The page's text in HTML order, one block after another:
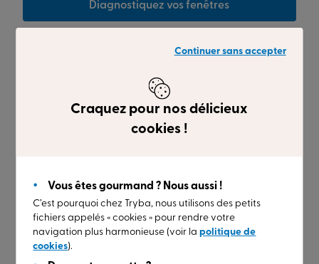
Diagnostiquez vos fenêtres
Continuer sans accepter
Craquez pour nos délicieux
cookies !
Vous êtes gourmand ? Nous aussi !
C’est pourquoi chez Tryba, nous utilisons des petits
fichiers appelés « cookies » pour rendre votre
navigation plus harmonieuse (voir lapolitique de
cookies).